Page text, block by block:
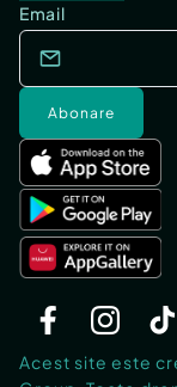
Email
Abonare
Acest site este